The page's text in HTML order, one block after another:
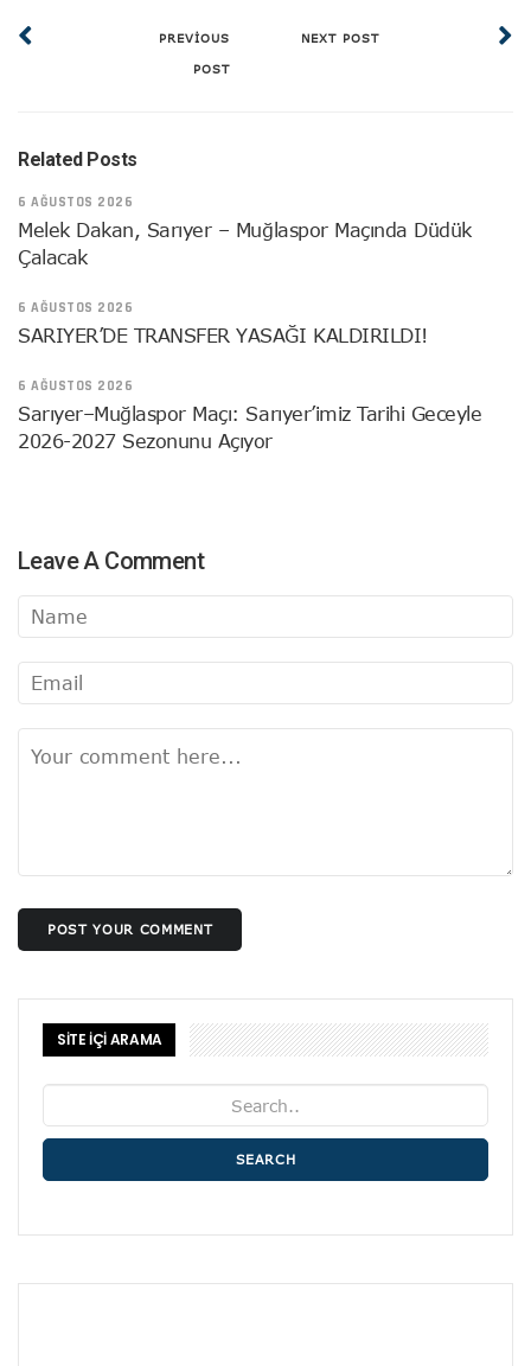
PREVIOUS
POST
NEXT POST
Related Posts
6 AĞUSTOS 2026
Melek Dakan, Sarıyer – Muğlaspor Maçında Düdük
Çalacak
6 AĞUSTOS 2026
SARIYER’DE TRANSFER YASAĞI KALDIRILDI!
6 AĞUSTOS 2026
Sarıyer–Muğlaspor Maçı: Sarıyer’imiz Tarihi Geceyle
2026-2027 Sezonunu Açıyor
Leave A Comment
POST YOUR COMMENT
SİTE İÇİ ARAMA
SEARCH